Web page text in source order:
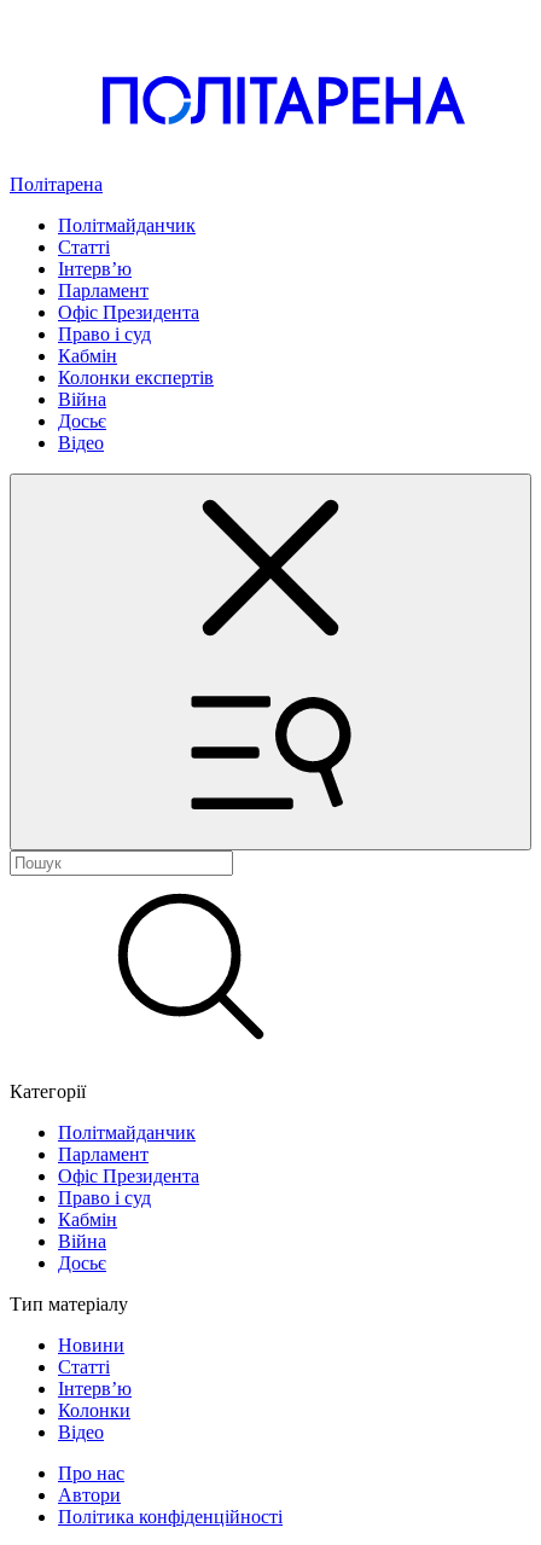
Політарена
Політмайданчик
Статті
Інтервʼю
Парламент
Офіс Президента
Право і суд
Кабмін
Колонки експертів
Війна
Досьє
Відео
Категорії
Політмайданчик
Парламент
Офіс Президента
Право і суд
Кабмін
Війна
Досьє
Тип матеріалу
Новини
Статті
Інтерв’ю
Колонки
Відео
Про нас
Автори
Політика конфіденційності